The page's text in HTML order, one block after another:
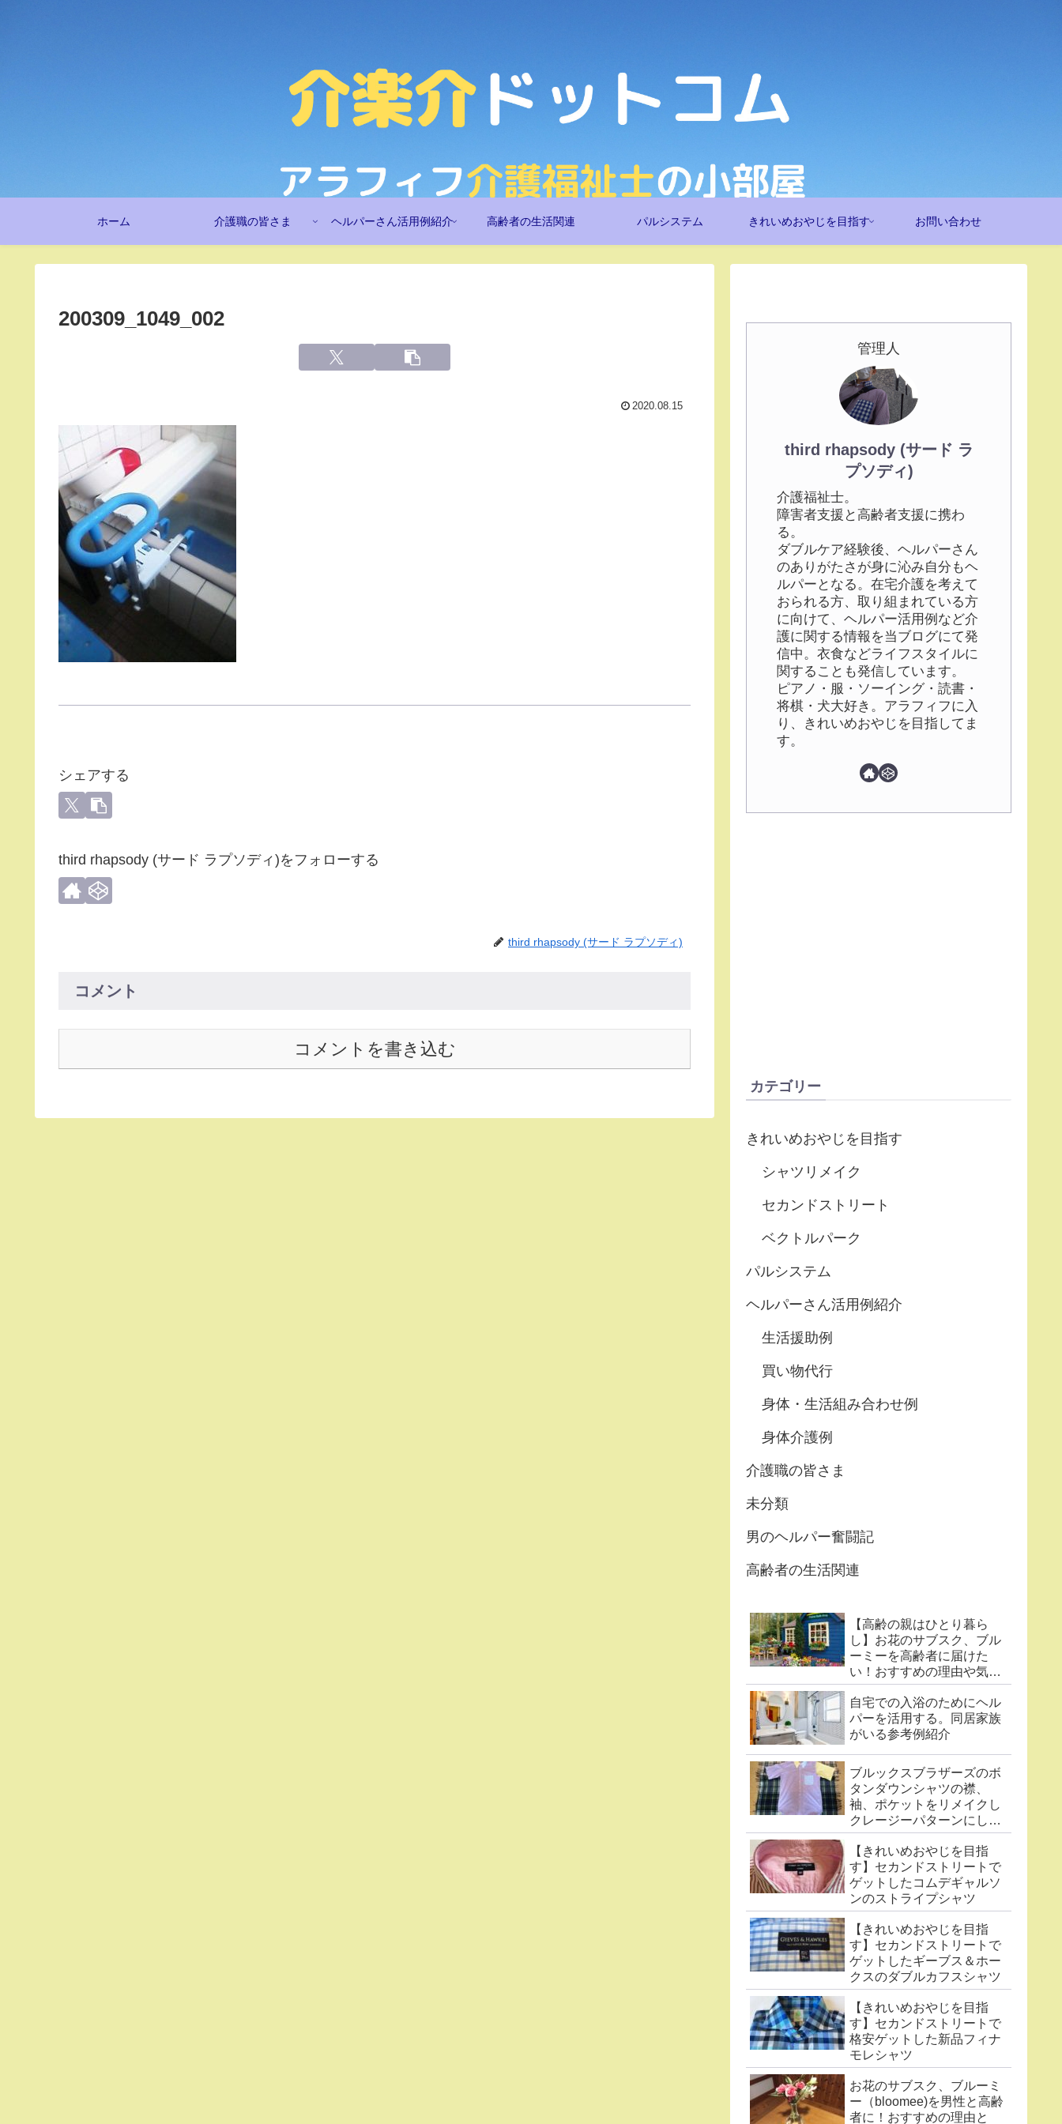
ホーム 介護職の皆さま ヘルパーさん活用例紹介 高齢者の生活関連 パルシステム きれいめおやじを目指す お問い合わせ
200309_1049_002
2020.08.15
シェアする
third rhapsody (サード ラプソディ)をフォローする
third rhapsody (サード ラプソディ)
コメント
コメントを書き込む
管理人
third rhapsody (サード ラ
プソディ)
介護福祉士。
障害者支援と高齢者支援に携わ
る。
ダブルケア経験後、ヘルパーさん
のありがたさが身に沁み自分もヘ
ルパーとなる。在宅介護を考えて
おられる方、取り組まれている方
に向けて、ヘルパー活用例など介
護に関する情報を当ブログにて発
信中。衣食などライフスタイルに
関することも発信しています。
ピアノ・服・ソーイング・読書・
将棋・犬大好き。アラフィフに入
り、きれいめおやじを目指してま
す。
カテゴリー
きれいめおやじを目指す
シャツリメイク
セカンドストリート
ベクトルパーク
パルシステム
ヘルパーさん活用例紹介
生活援助例
買い物代行
身体・生活組み合わせ例
身体介護例
介護職の皆さま
未分類
男のヘルパー奮闘記
高齢者の生活関連
【高齢の親はひとり暮ら
し】お花のサブスク、ブル
ーミーを高齢者に届けた
い！おすすめの理由や気に
なる点まとめ
自宅での入浴のためにヘル
パーを活用する。同居家族
がいる参考例紹介
ブルックスブラザーズのボ
タンダウンシャツの襟、
袖、ポケットをリメイクし
クレージーパターンにした
件
【きれいめおやじを目指
す】セカンドストリートで
ゲットしたコムデギャルソ
ンのストライプシャツ
【きれいめおやじを目指
す】セカンドストリートで
ゲットしたギーブス＆ホー
クスのダブルカフスシャツ
【きれいめおやじを目指
す】セカンドストリートで
格安ゲットした新品フィナ
モレシャツ
お花のサブスク、ブルーミ
ー（bloomee)を男性と高齢
者に！おすすめの理由と